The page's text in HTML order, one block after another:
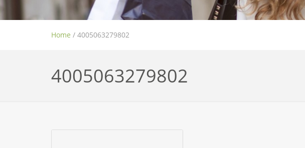
Home / 4005063279802
4005063279802